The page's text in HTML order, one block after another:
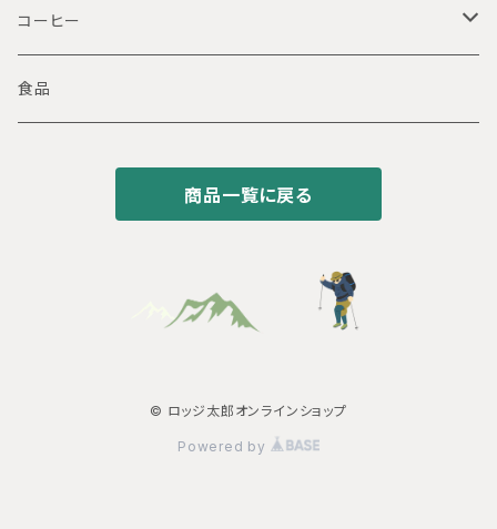
登山
コーヒー
ドリップパックコーヒー
食品
商品一覧に戻る
© ロッジ太郎オンラインショップ
Powered by